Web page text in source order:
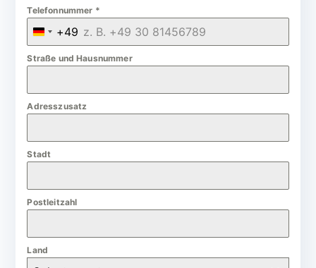
Telefonnummer *
G
e
m
a
y
+49
Straße und Hausnummer
Adresszusatz
Stadt
Postleitzahl
Land